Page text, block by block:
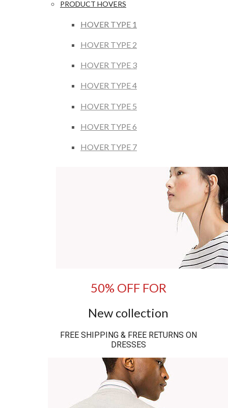
PRODUCT HOVERS
HOVER TYPE 1
HOVER TYPE 2
HOVER TYPE 3
HOVER TYPE 4
HOVER TYPE 5
HOVER TYPE 6
HOVER TYPE 7
50% OFF FOR
New collection
FREE SHIPPING & FREE RETURNS ON
DRESSES